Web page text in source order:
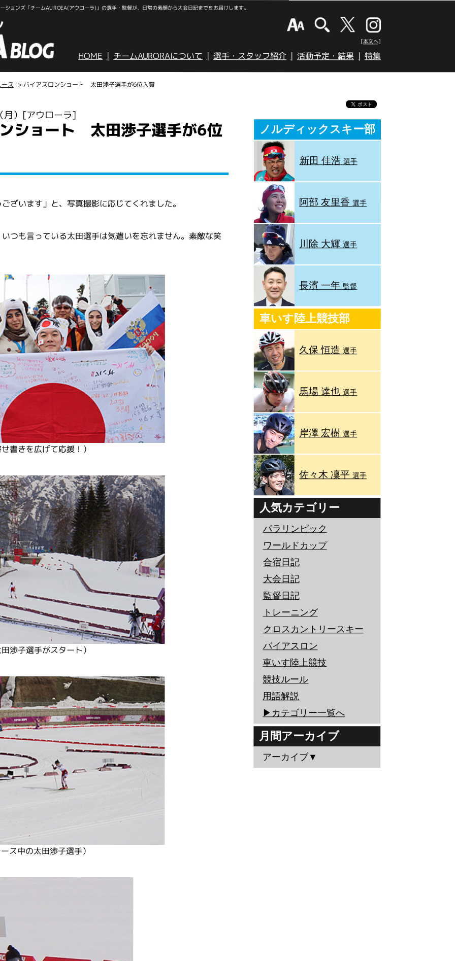
ョンズ「チームAUROEA(アウローラ)」の選手・監督が、日常の素顔から大会日記までをお届けします。
[本文へ]
HOME チームAURORAについて 選手・スタッフ紹介 活動予定・結果 特集
ス > バイアスロンショート 太田渉子選手が6位入賞
） [アウローラ]
ショート 太田渉子選手が6位
ざいます」と、写真撮影に応じてくれました。
つも言っている太田選手は気遣いを忘れません。素敵な笑
書きを広げて応援！）
渉子選手がスタート）
ス中の太田渉子選手）
ノルディックスキー部
新田 佳浩 選手
阿部 友里香選手
川除 大輝選手
長濱 一年 監督
車いす陸上競技部
久保 恒造選手
馬場 達也選手
岸澤 宏樹選手
佐々木 凜平選手
人気カテゴリー
パラリンピック
ワールドカップ
合宿日記
大会日記
監督日記
トレーニング
クロスカントリースキー
バイアスロン
車いす陸上競技
競技ルール
用語解説
▶︎カテゴリー一覧へ
月間アーカイブ
アーカイブ▼